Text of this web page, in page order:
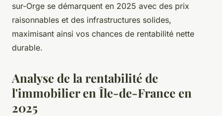
sur-Orge se démarquent en 2025 avec des prix
raisonnables et des infrastructures solides,
maximisant ainsi vos chances de rentabilité nette
durable.
Analyse de la rentabilité de
l'immobilier en Île-de-France en
2025